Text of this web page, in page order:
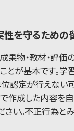
を守るための
果物・教材・評価
とが基本です。学
認定が行えない
作成した内容を
さい。不正行為と